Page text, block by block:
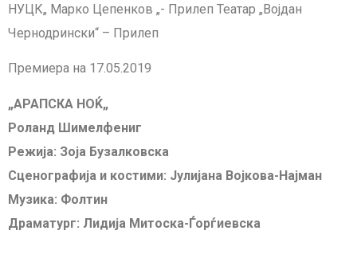
НУЦК„ Марко Цепенков „- Прилеп Театар „Војдан
Чернодрински“ – Прилеп
Премиера на 17.05.2019
„АРАПСКА НОЌ„
Роланд Шимелфениг
Режија: Зоја Бузалковска
Сценографија и костими: Јулијана Војкова-Најман
Музика: Фолтин
Драматург: Лидија Митоска-Ѓорѓиевска